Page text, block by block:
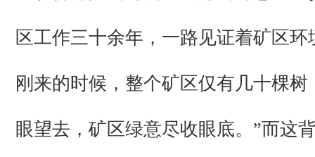
区工作三十余年，一路见证着矿区环
刚来的时候，整个矿区仅有几十棵
眼望去，矿区绿意尽收眼底。”而这